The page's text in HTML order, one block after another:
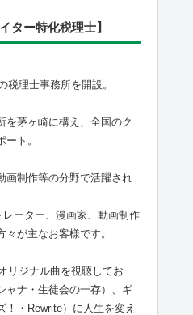
ター特化税理士】
税理士事務所を開設。
を茅ヶ崎に構え、全国のク
ト。
画制作等の分野で活躍され
ーター、漫画家、動画制作
が主なお客様です。
リジナル曲を視聴してお
ャナ・生徒会の一存）、ギ
！・Rewrite）に人生を変え